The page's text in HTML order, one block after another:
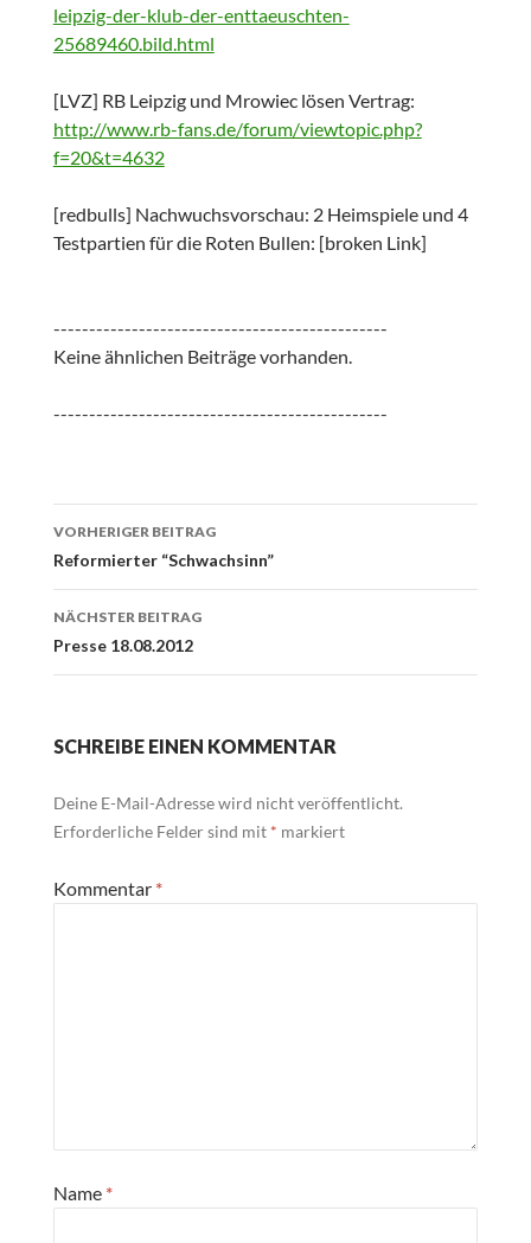
leipzig-der-klub-der-enttaeuschten-
25689460.bild.html
[LVZ] RB Leipzig und Mrowiec lösen Vertrag:
http://www.rb-fans.de/forum/viewtopic.php?
f=20&t=4632
[redbulls] Nachwuchsvorschau: 2 Heimspiele und 4
Testpartien für die Roten Bullen: [broken Link]
-----------------------------------------------
Keine ähnlichen Beiträge vorhanden.
-----------------------------------------------
Beitrags-
Navigation
VORHERIGER BEITRAG
Reformierter “Schwachsinn”
NÄCHSTER BEITRAG
Presse 18.08.2012
SCHREIBE EINEN KOMMENTAR
Deine E-Mail-Adresse wird nicht veröffentlicht.
Erforderliche Felder sind mit * markiert
Kommentar *
Name *